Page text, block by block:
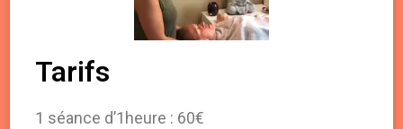
Tarifs
1 séance d’1heure : 60€